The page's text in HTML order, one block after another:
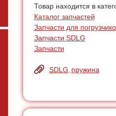
Товар находится в
Каталог запчастей
Запчасти для
Запчасти SDLG
Запчасти
SDLG пружина